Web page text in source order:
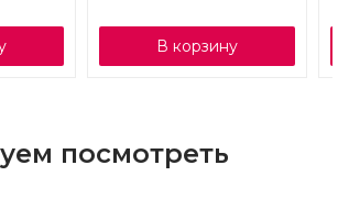
В корзину
посмотреть